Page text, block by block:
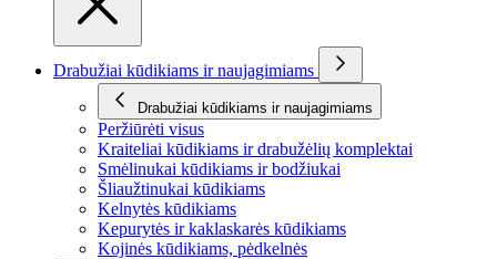
Drabužiai kūdikiams ir naujagimiams
Drabužiai kūdikiams ir naujagimiams
Peržiūrėti visus
Kraiteliai kūdikiams ir drabužėlių komplektai
Smėlinukai kūdikiams ir bodžiukai
Šliaužtinukai kūdikiams
Kelnytės kūdikiams
Kepurytės ir kaklaskarės kūdikiams
Kojinės kūdikiams, pėdkelnės